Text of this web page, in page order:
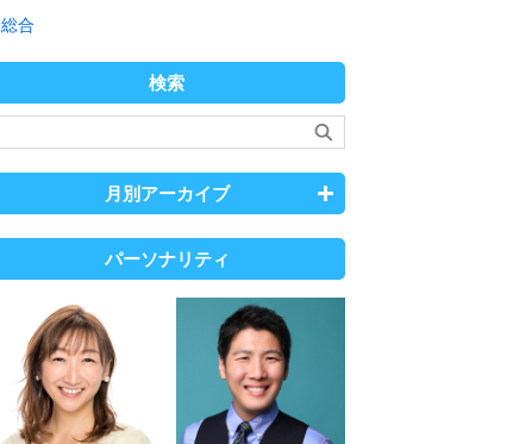
総合
検索
月別アーカイブ
パーソナリティ